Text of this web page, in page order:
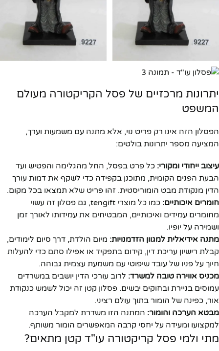
יתרונות מרכזיים של פסל הקריקטורה מעולם
המשפט
הפסלון הזה אינו רק פריט נוי, אלא מתנה עם משמעות וערך,
המציעה מספר יתרונות בולטים:
עיצוב ייחודי ומקורי: כל פרט בפסל, החל מהגלימה והפטיש ועד
הבעת הפנים הקומית, מתוכנן בקפידה כדי לשקף את דמות עורך
הדין מנקודת מבט הומוריסטית. זהו פריט שלא תמצאו בכל מקום.
חומרים איכותיים:
כמו כל מוצרי tengift, גם פסלון זה עשוי
מחומרים עמידים ואיכותיים, המבטיחים את עמידותו לאורך זמן
ושמירה על יופיו.
מתנה אידיאלית למגוון הזדמנויות: מיום הולדת, דרך סיום לימודים,
קבלת רישיון עריכת דין, קידום בתפקיד או אפילו סתם כדי להעלות
חיוך על פניו של עובד שיפוטי עם משמעת עצמית גבוהה.
מכניס אווירה טובה למשרד: לרוב עורכי הדין יושבים במשרדים
עמוסים בניירת ובחוקים יבשים. פסלון קטן זה יכול לשמש כנקודת
אור, כפינה של הומור בתוך עולם רציני.
מבטא הערכה והומור: המתנה הזו משדרת למקבל הערכה
למקצועו ומעידה על יחסי קרבה המאפשרים הומור משותף.
מתי ולמי פסל קריקטורה עו"ד קטן מתאים?